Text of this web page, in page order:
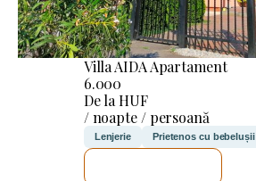
Villa AIDA Apartament
6.000
De la HUF
/ noapte / persoană
Lenjerie Prietenos cu bebelușii